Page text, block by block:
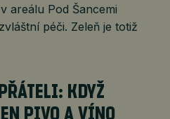
areálu Pod Šancemi
péči. Zeleň je totiž
KDYŽ
PIVO A VÍNO